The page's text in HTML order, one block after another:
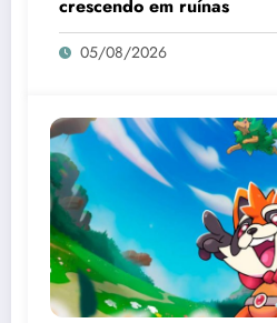
crescendo em ruínas
05/08/2026